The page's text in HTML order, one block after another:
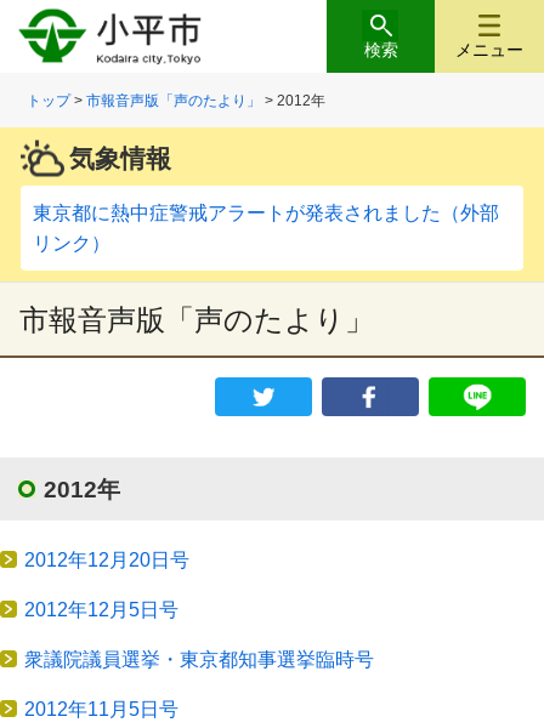
メニュー
検索
トップ>市報音声版「声のたより」 > 2012年
気象情報
東京都に熱中症警戒アラートが発表されました（外部
リンク）
市報音声版「声のたより」
2012年
2012年12月20日号
2012年12月5日号
衆議院議員選挙・東京都知事選挙臨時号
2012年11月5日号